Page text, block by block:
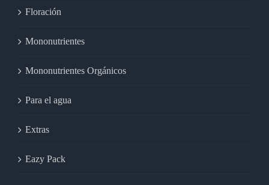
Floración
Mononutrientes
Mononutrientes Orgánicos
Para el agua
Extras
Eazy Pack